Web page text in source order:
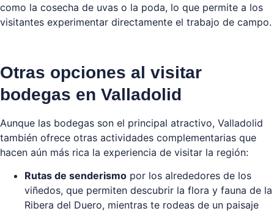
como la cosecha de uvas o la poda, lo que permite a los
visitantes experimentar directamente el trabajo de campo.
Otras opciones al visitar
bodegas en Valladolid
Aunque las bodegas son el principal atractivo, Valladolid
también ofrece otras actividades complementarias que
hacen aún más rica la experiencia de visitar la región:
Rutas de senderismo por los alrededores de los
viñedos, que permiten descubrir la flora y fauna de la
Ribera del Duero, mientras te rodeas de un paisaje